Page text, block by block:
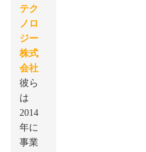
テク
ノロ
ジー
株式
会社
彼ら
は
2014
年に
事業